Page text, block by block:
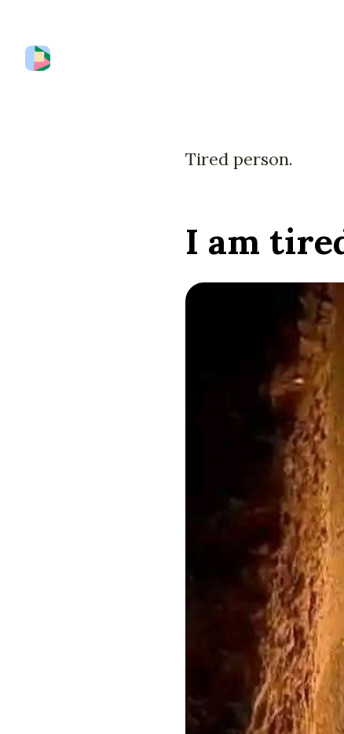
Tired person.
I am